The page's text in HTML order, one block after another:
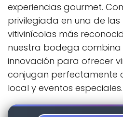
experiencias gourmet.
privilegiada en una de las
vitivinícolas más
nuestra bodega
innovación para ofrecer
conjugan perfectamente
local y eventos especiales.